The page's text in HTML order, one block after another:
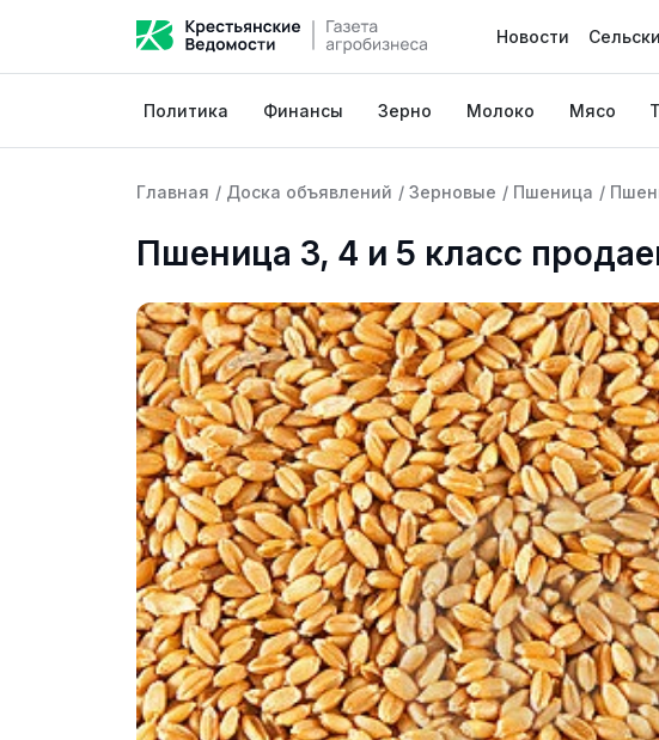
Новости
Политика Финансы Зерно Молоко Мясо
Главная / Доска объявлений / Зерновые / Пшеница /
Пшеница 3, 4 и 5 класс